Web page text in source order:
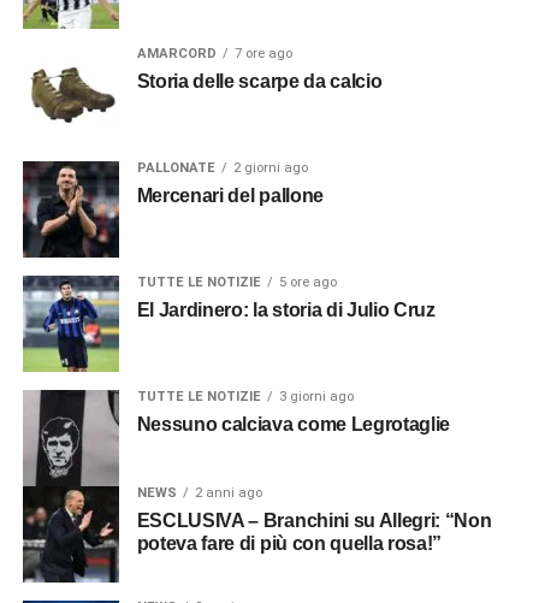
AMARCORD 7 ore ago
Storia delle scarpe da calcio
PALLONATE 2 giorni ago
Mercenari del pallone
TUTTE LE NOTIZIE 5 ore ago
El Jardinero: la storia di Julio Cruz
TUTTE LE NOTIZIE 3 giorni ago
Nessuno calciava come Legrotaglie
NEWS 2 anni ago
ESCLUSIVA – Branchini su Allegri: “Non
poteva fare di più con quella rosa!”